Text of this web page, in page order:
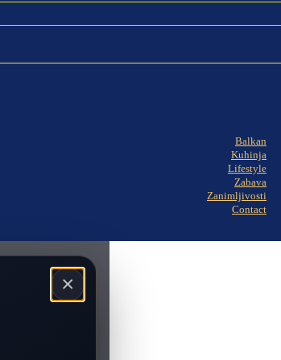
Balkan
Kuhinja
Lifestyle
Zabava
Zanimljivosti
Contact
×